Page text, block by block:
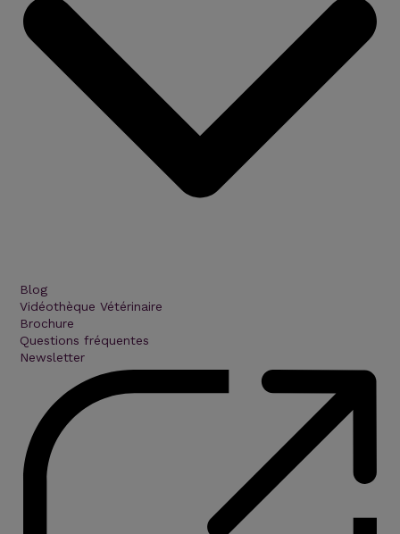
Blog
Vidéothèque Vétérinaire
Brochure
Questions fréquentes
Newsletter